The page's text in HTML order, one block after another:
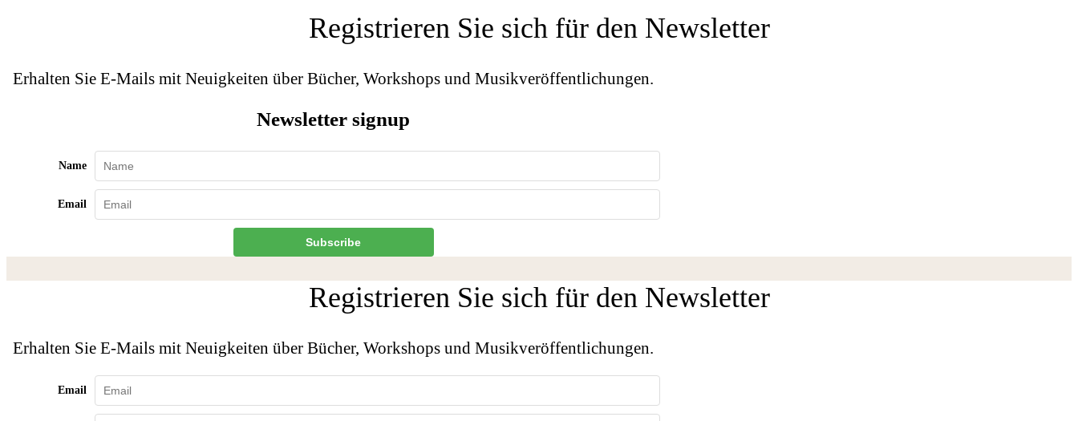
Registrieren Sie sich für den Newsletter
Erhalten Sie E-Mails mit Neuigkeiten über Bücher, Workshops und Musikveröffentlichungen.
Newsletter signup
Name
Email
Subscribe
Registrieren Sie sich für den Newsletter
Erhalten Sie E-Mails mit Neuigkeiten über Bücher, Workshops und Musikveröffentlichungen.
Email